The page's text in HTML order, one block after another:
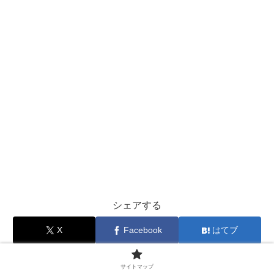
シェアする
X Facebook はてブ
LINE
サイトマップ